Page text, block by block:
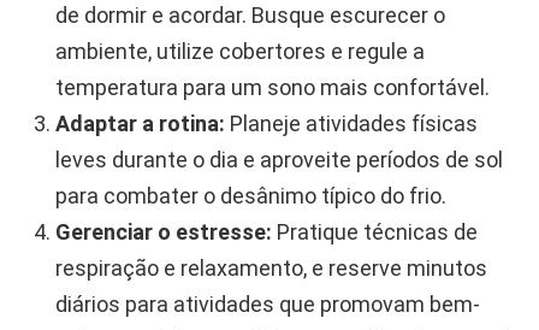
de dormir e acordar. Busque escurecer o
ambiente, utilize cobertores e regule a
temperatura para um sono mais confortável.
Adaptar a rotina: Planeje atividades físicas
leves durante o dia e aproveite períodos de sol
para combater o desânimo típico do frio.
Gerenciar o estresse: Pratique técnicas de
respiração e relaxamento, e reserve minutos
diários para atividades que promovam bem-